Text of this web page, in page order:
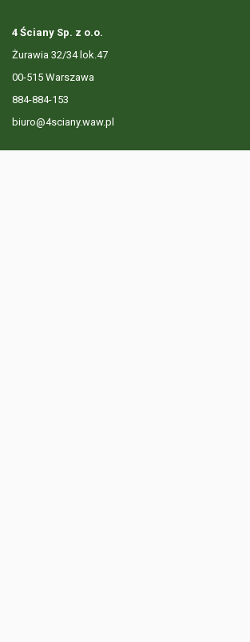
4 Ściany Sp. z o.o.
Żurawia 32/34 lok.47
00-515 Warszawa
884-884-153
biuro@4sciany.waw.pl